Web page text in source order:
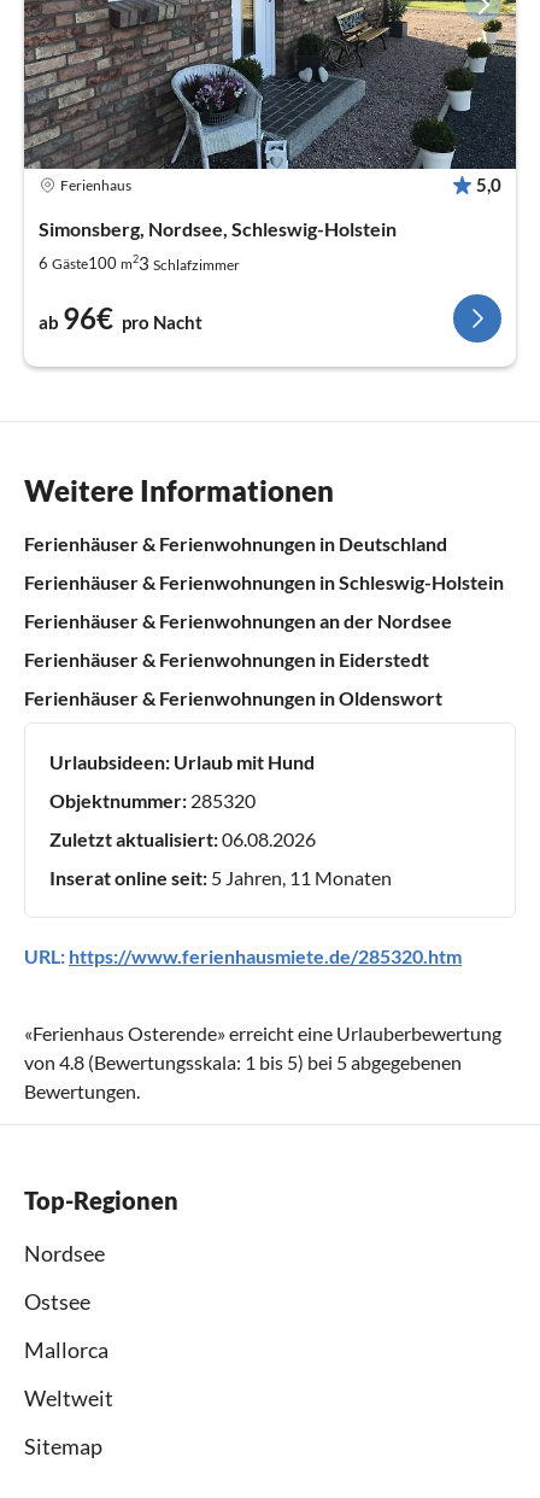
Ferienhaus 5,0
Simonsberg, Nordsee, Schleswig-Holstein
6 Gäste100 m23 Schlafzimmer
ab 96€ pro Nacht
Weitere Informationen
Ferienhäuser & Ferienwohnungen in Deutschland
Ferienhäuser & Ferienwohnungen in Schleswig-Holstein
Ferienhäuser & Ferienwohnungen an der Nordsee
Ferienhäuser & Ferienwohnungen in Eiderstedt
Ferienhäuser & Ferienwohnungen in Oldenswort
Urlaubsideen: Urlaub mit Hund
Objektnummer: 285320
Zuletzt aktualisiert:06.08.2026
Inserat online seit: 5 Jahren, 11 Monaten
URL: https://www.ferienhausmiete.de/285320.htm
«Ferienhaus Osterende» erreicht eine Urlauberbewertung
von 4.8 (Bewertungsskala: 1 bis 5) bei 5abgegebenen
Bewertungen.
Top-Regionen
Nordsee
Ostsee
Mallorca
Weltweit
Sitemap